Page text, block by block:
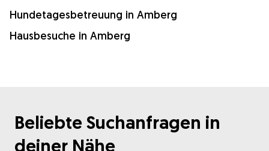
Hundetagesbetreuung in Amberg
Hausbesuche in Amberg
Beliebte Suchanfragen in
deiner Nähe